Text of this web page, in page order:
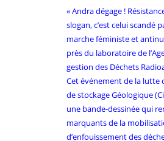
« Andra dégage !
slogan, c’est celui scandé
marche féministe et
près du laboratoire de
gestion des Déchets
Cet événement de la lutte
de stockage Géologique
une bande-dessinée qui
marquants de la
d’enfouissement des